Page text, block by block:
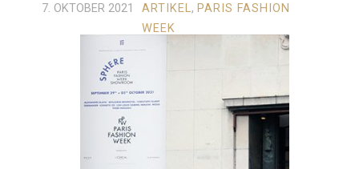
7. OKTOBER 2021 ARTIKEL, PARIS FASHION
WEEK